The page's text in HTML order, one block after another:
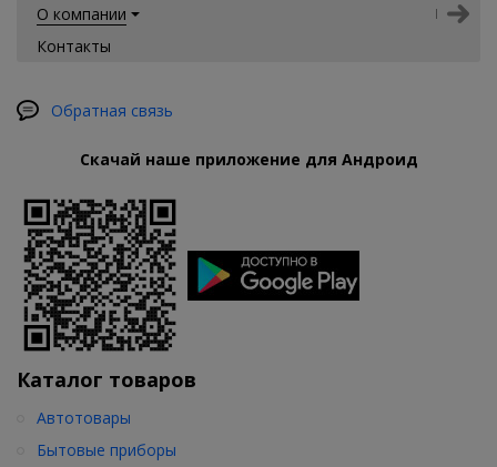
О компании
Контакты
Обратная связь
Скачай наше приложение для Андроид
Каталог товаров
Автотовары
Бытовые приборы